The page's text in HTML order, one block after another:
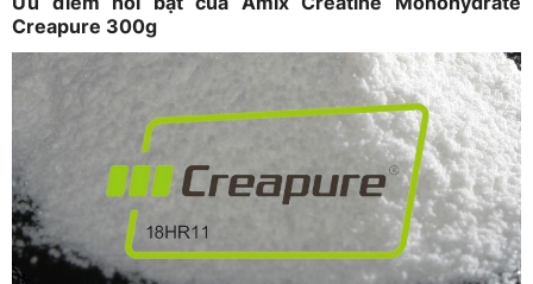
Creapure 300g